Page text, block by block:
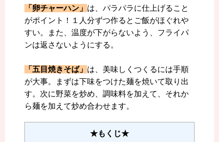
「卵チャーハン」 は、パラパラに仕上げること
がポイント！１人分ずつ作るとご飯がほぐれや
すい。また、温度が下がらないよう、フライパ
ンは返さないようにする。
「五目焼きそば」 は、美味しくつくるには手順
が大事。まずは下味をつけた麺を焼いて取り出
す。次に野菜を炒め、調味料を加えて、それか
ら麺を加えて炒め合わせます。
★もくじ★